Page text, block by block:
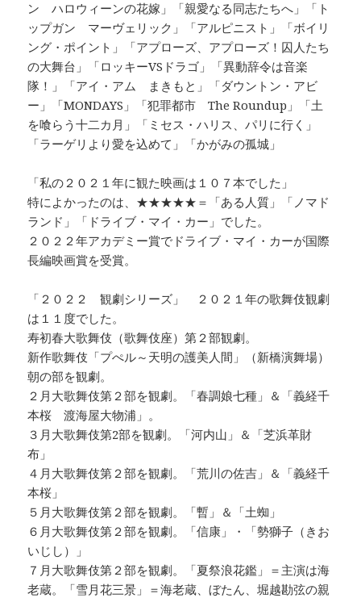
ン ハロウィーンの花嫁」「親愛なる同志たちへ」「ト
ップガン マーヴェリック」「アルピニスト」「ボイリ
ング・ポイント」「アプローズ、アプローズ！囚人たち
の大舞台」「ロッキーVSドラゴ」「異動辞令は音楽
隊！」「アイ・アム まきもと」「ダウントン・アビ
ー」「MONDAYS」「犯罪都市 The Roundup」「土
を喰らう十二カ月」「ミセス・ハリス、パリに行く」
「ラーゲリより愛を込めて」「かがみの孤城」
「私の２０２１年に観た映画は１０７本でした」
特によかったのは、★★★★★＝「ある人質」「ノマド
ランド」「ドライブ・マイ・カー」でした。
２０２２年アカデミー賞でドライブ・マイ・カーが国際
長編映画賞を受賞。
「２０２２ 観劇シリーズ」 ２０２１年の歌舞伎観劇
は１１度でした。
寿初春大歌舞伎（歌舞伎座）第２部観劇。
新作歌舞伎「プぺル～天明の護美人間」（新橋演舞場）
朝の部を観劇。
２月大歌舞伎第２部を観劇。「春調娘七種」＆「義経千
本桜 渡海屋大物浦」。
３月大歌舞伎第2部を観劇。「河内山」＆「芝浜革財
布」
４月大歌舞伎第２部を観劇。「荒川の佐吉」＆「義経千
本桜」
５月大歌舞伎第２部を観劇。「暫」＆「土蜘」
６月大歌舞伎第２部を観劇。「信康」・「勢獅子（きお
いじし）」
７月大歌舞伎第２部を観劇。「夏祭浪花鑑」＝主演は海
老蔵。「雪月花三景」＝海老蔵、ぼたん、堀越勘弦の親